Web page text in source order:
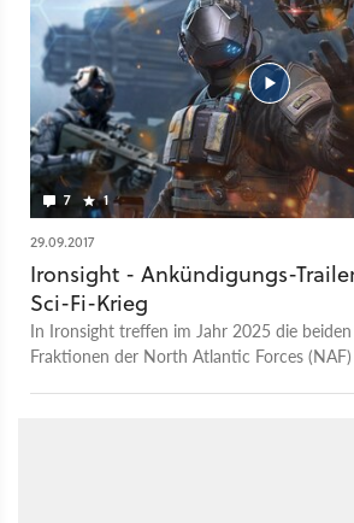
7 1
29.09.2017
Ironsight - Ankündigungs-
Sci-Fi-Krieg
In Ironsight treffen im Jahr 2025 die
Fraktionen der North Atlantic Forces
letzten Ressourcen der Erde aufeinander.